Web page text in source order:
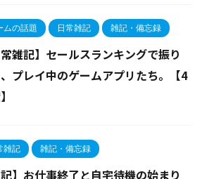
ムの話題 日常雑記 雑記・備忘録
常雑記】セールスランキングで振り
プレイ中のゲームアプリたち。【4
雑記 雑記・備忘録
記】お仕事終了と自宅待機の始まり